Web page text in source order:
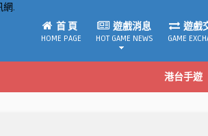
首 頁
HOME PAGE
遊戲消息
HOT GAME NEWS
遊戲
GAME
港台手遊